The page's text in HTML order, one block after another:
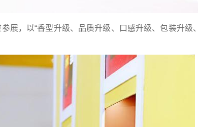
展，以“香型升级、品质升级、口感升级、包装升级